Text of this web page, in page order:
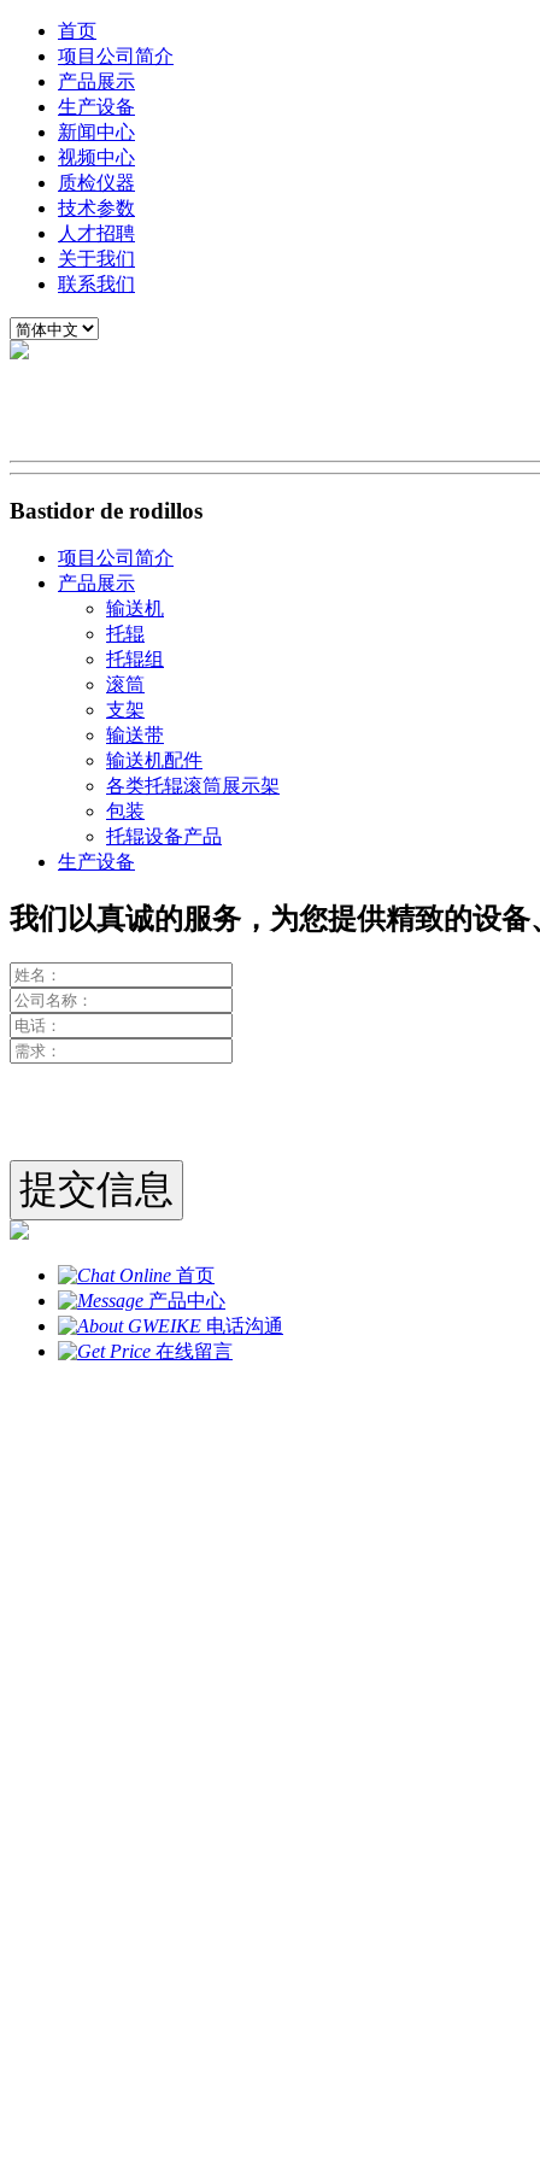
首页
项目公司简介
产品展示
生产设备
新闻中心
视频中心
质检仪器
技术参数
人才招聘
关于我们
联系我们
Bastidor de rodillos
项目公司简介
产品展示
输送机
托辊
托辊组
滚筒
支架
输送带
输送机配件
各类托辊滚筒展示架
包装
托辊设备产品
生产设备
我们以真诚的服务，为您提供精致的设
首页
产品中心
电话沟通
在线留言